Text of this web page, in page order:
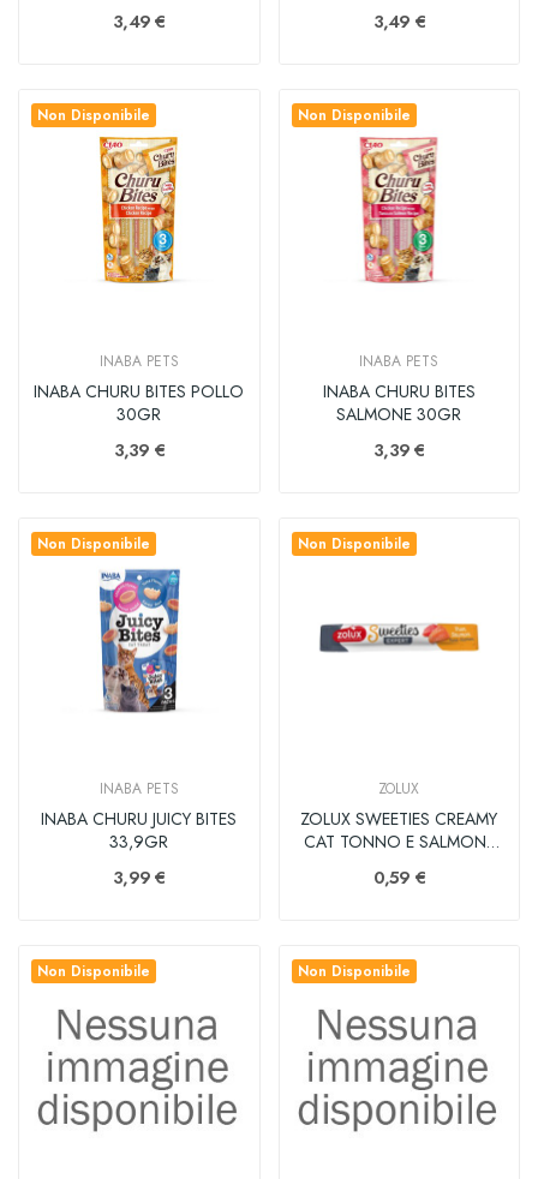
3,49 € 3,49 €
Non Disponibile
INABA PETS
INABA CHURU BITES POLLO
30GR
3,39 €
Non Disponibile
INABA PETS
INABA CHURU BITES
SALMONE 30GR
3,39 €
Non Disponibile
INABA PETS
INABA CHURU JUICY BITES
33,9GR
3,99 €
Non Disponibile
ZOLUX
ZOLUX SWEETIES CREAMY
CAT TONNO E SALMONE
0,59 €
Non Disponibile Non Disponibile